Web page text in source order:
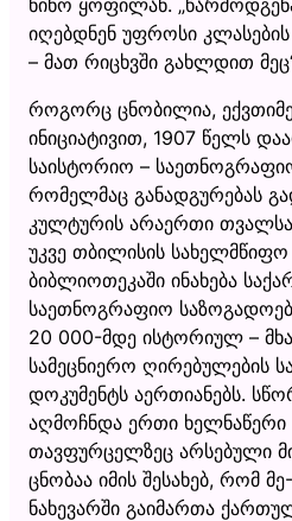
იღებდნენ უფროსი
– მათ რიცხვში გახლდით
როგორც ცნობილია,
ინიციატივით, 1907 წელს
საისტორიო –
რომელმაც განადგურებას
კულტურის არაერთი
უკვე თბილისის სახელმწიფო
ბიბლიოთეკაში ინახება
საეთნოგრაფიო
20 000-მდე ისტორიულ –
სამეცნიერო ღირებულების
დოკუმენტს აერთიანებს.
აღმოჩნდა ერთი
თავფურცელზეც არსებული
ცნობაა იმის შესახებ, რომ
ნახევარში გაიმართა